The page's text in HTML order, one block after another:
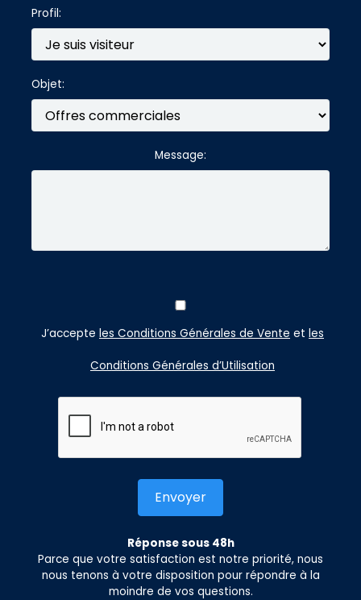
Profil:
Objet:
Message:
J’accepte les Conditions Générales de Vente et les
Conditions Générales d’Utilisation
Réponse sous 48h
Parce que votre satisfaction est notre priorité, nous
nous tenons à votre disposition pour répondre à la
moindre de vos questions.